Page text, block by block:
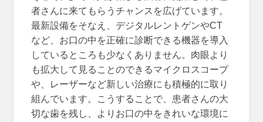
者さんに来てもらうチャンスを広げています。
最新設備をそなえ、デジタルレントゲンやCT
など、お口の中を正確に診断できる機器を導入
しているところも少なくありません。肉眼より
も拡大して見ることのできるマイクロスコープ
や、レーザーなど新しい治療にも積極的に取り
組んでいます。こうすることで、患者さんの大
切な歯を残し、よりお口の中をきれいな環境に